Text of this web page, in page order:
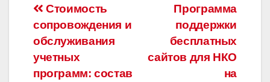
Навигация
по
записям
Программа
поддержки
бесплатных
сайтов для НКО
на
Стоимость
сопровождения и
обслуживания
учетных
программ: состав